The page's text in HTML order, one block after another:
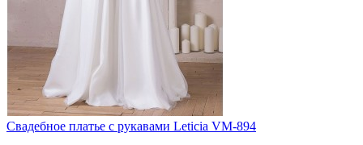
Свадебное платье с рукавами Leticia VM-894